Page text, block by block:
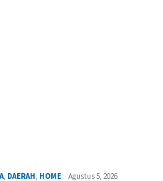
DAERAH HOME Agustus 5, 2026